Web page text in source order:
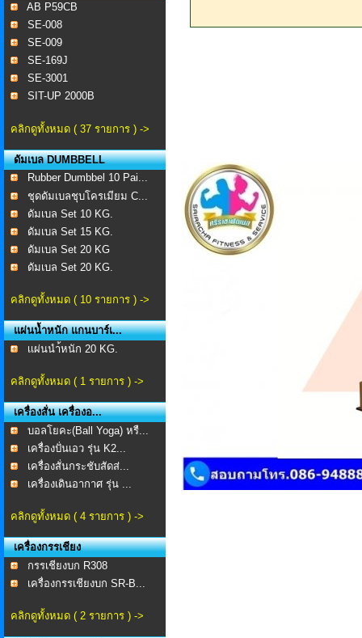
AB P59CB
SE-008 ​
SE-009
SE-169J
SE-3001
SIT-UP 2000B
คลิกดูทั้งหมด ( 37 รายการ ) ->
ดัมเบล DUMBBELL
Rubber Dumbbel 10 Pai...
ชุดดัมเบลชุบโครเมียม C...
ดัมเบล Set 10 KG.
ดัมเบล Set 15 KG.
ดัมเบล Set 20 KG
ดัมเบล Set 20 KG.
คลิกดูทั้งหมด ( 10 รายการ ) ->
แผ่นน้ำหนัก แกนบาร์เ...
เเผ่นนำ้หนัก 20 KG.
คลิกดูทั้งหมด ( 1 รายการ ) ->
เครื่องสั่น เครื่องอ...
บอลโยคะ(Ball Yoga) หรื...
เครื่องปั่นเอว รุ่น K2...
เครื่องสั่นกระชับสัดส่...
เครื่องเดินอากาศ รุ่น ...
คลิกดูทั้งหมด ( 4 รายการ ) ->
เครื่องกรรเชียง
กรรเชียงบก R308
เครื่องกรรเชียงบก SR-B...
คลิกดูทั้งหมด ( 2 รายการ ) ->